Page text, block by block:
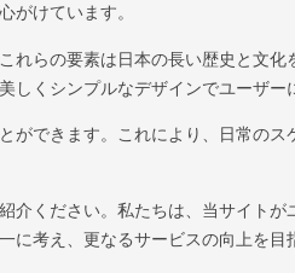
がけています。
れらの要素は日本の長い歴史と文化
くシンプルなデザインでユーザー
ができます。これにより、日常のス
介ください。私たちは、当サイトが
考え、更なるサービスの向上を目